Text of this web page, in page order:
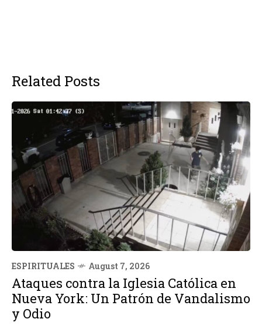
Related Posts
ESPIRITUALES August 7, 2026
Ataques contra la Iglesia Católica en
Nueva York: Un Patrón de Vandalismo
y Odio